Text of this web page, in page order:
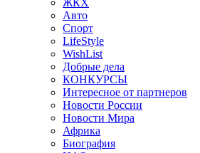
ЖКХ
Авто
Спорт
LifeStyle
WishList
Добрые дела
КОНКУРСЫ
Интересное от партнеров
Новости России
Новости Мира
Африка
Биография